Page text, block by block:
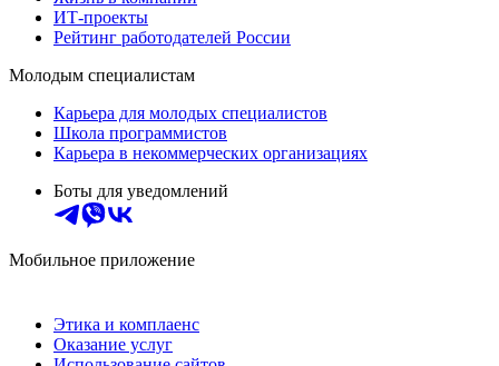
ИТ-проекты
Рейтинг работодателей России
Молодым специалистам
Карьера для молодых специалистов
Школа программистов
Карьера в некоммерческих организациях
Боты для уведомлений
Мобильное приложение
Этика и комплаенс
Оказание услуг